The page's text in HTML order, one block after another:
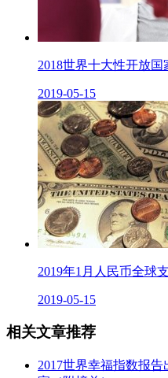
2018世界十大性开放
2019-05-15
2019年1月人民币全球
2019-05-15
相关文章推荐
2017世界幸福指数报